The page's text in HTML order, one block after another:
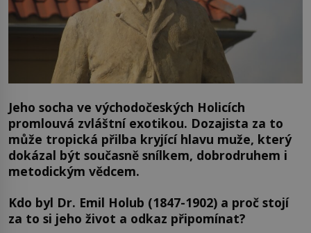
Jeho socha ve východočeských Holicích
promlouvá zvláštní exotikou. Dozajista za to
může tropická přilba kryjící hlavu muže, který
dokázal být současně snílkem, dobrodruhem i
metodickým vědcem.
Kdo byl Dr. Emil Holub (1847-1902) a proč stojí
za to si jeho život a odkaz připomínat?